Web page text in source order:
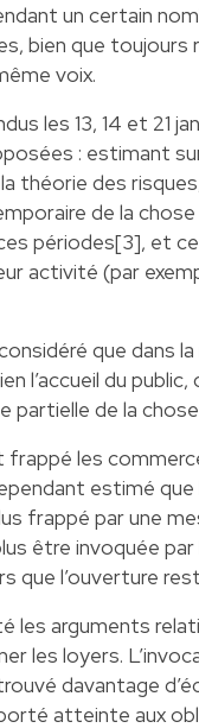
un certain
bien que toujours
voix.
les 13, 14 et 21
: estimant
théorie des
de la chose
périodes[3], et
activité (par
que dans
l’accueil du
de la
frappé les
estimé
frappé par une
être invoquée
que l’ouverture
les arguments
les loyers.
davantage
atteinte aux